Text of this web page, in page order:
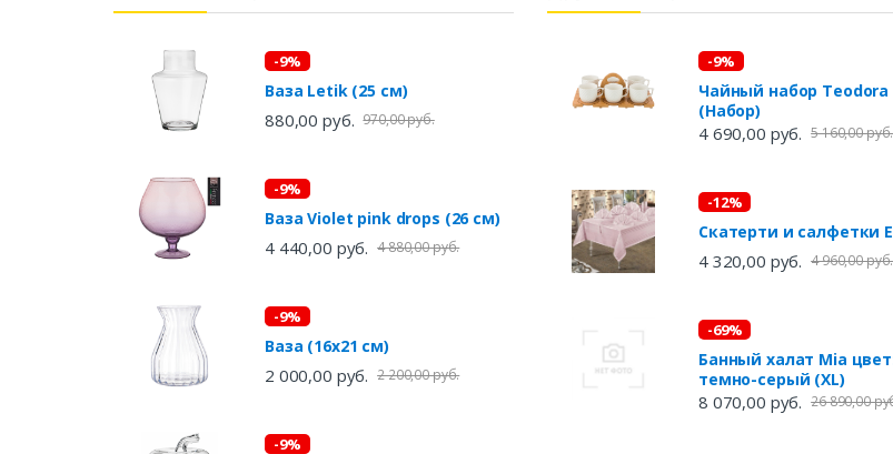
-9%
Ваза Letik (25 см)
880,00 руб. 970,00 руб.
-9%
Ваза Violet pink drops (26 см)
4 440,00 руб. 4 880,00 руб.
-9%
Ваза (16х21 см)
2 000,00 руб. 2 200,00 руб.
-9%
-9%
Чайный набор Teodora
(Набор)
4 690,00 руб. 5 160,00 руб.
-12%
4 320,00 руб. 4 960,00 руб.
-69%
Банный халат Mia
темно-серый (XL)
8 070,00 руб. 26 890,00